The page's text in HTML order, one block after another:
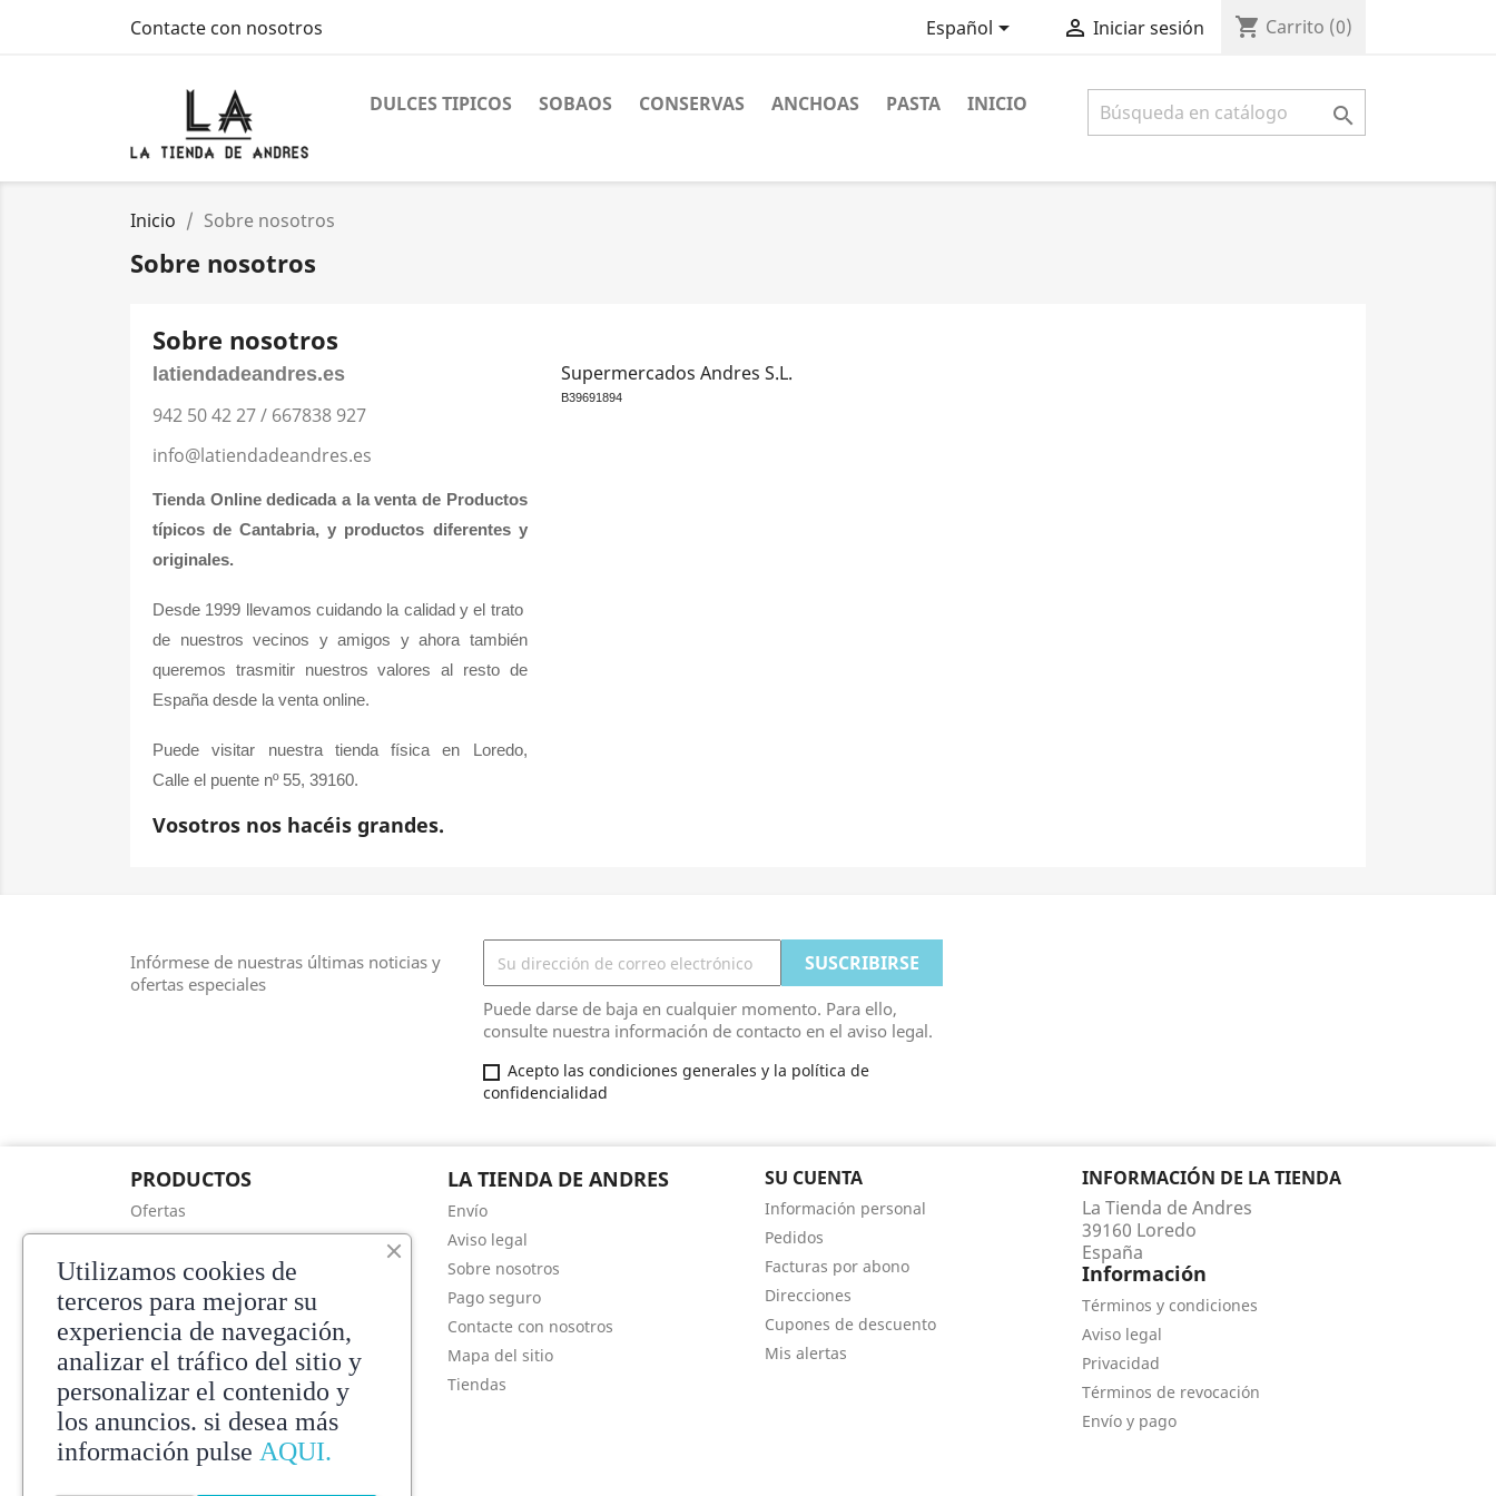
Contacte con nosotros Español  Iniciar sesión shopping_cart Carrito (0)
DULCES TIPICOS SOBAOS CONSERVAS ANCHOAS PASTA INICIO 
Inicio Sobre nosotros
Sobre nosotros
Sobre nosotros
latiendadeandres.es
942 50 42 27 / 667838 927
info@latiendadeandres.es
Tienda Online dedicada a la venta de Productos
típicos de Cantabria, y productos diferentes y
originales.
Desde 1999 llevamos cuidando la calidad y el trato
de nuestros vecinos y amigos y ahora también
queremos trasmitir nuestros valores al resto de
España desde la venta online.
Puede visitar nuestra tienda física en Loredo,
Calle el puente nº 55, 39160.
Vosotros nos hacéis grandes.
Supermercados Andres S.L.
B39691894
Infórmese de nuestras últimas noticias y
ofertas especiales
Puede darse de baja en cualquier momento. Para ello,
consulte nuestra información de contacto en el aviso legal.
Acepto las condiciones generales y la política de
confidencialidad
PRODUCTOS
Ofertas
Novedades
Los más vendidos
LA TIENDA DE ANDRES
Envío
Aviso legal
Sobre nosotros
Pago seguro
Contacte con nosotros
Mapa del sitio
Tiendas
SU CUENTA
Información personal
Pedidos
Facturas por abono
Direcciones
Cupones de descuento
Mis alertas
INFORMACIÓN DE LA TIENDA
La Tienda de Andres
39160 Loredo
España
Información
Términos y condiciones
Aviso legal
Privacidad
Términos de revocación
Envío y pago
FUENTE RSS
Utilizamos cookies de
terceros para mejorar su
experiencia de navegación,
analizar el tráfico del sitio y
personalizar el contenido y
los anuncios. si desea más
información pulse AQUI.